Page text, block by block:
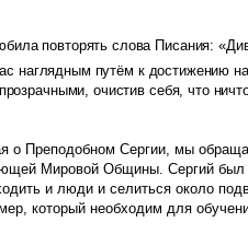
повторять слова Писания:
наглядным путём к достижению
очистив себя, что
Преподобном Сергии, мы
Мировой Общины. Сергий
и люди и селиться около
который необходим для